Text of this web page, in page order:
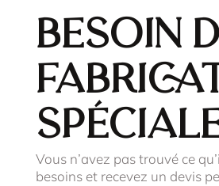
Besoin
Vous n’avez pas trouvé ce
besoins et recevez un devis